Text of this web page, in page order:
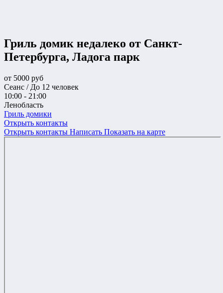
Гриль домик недалеко от Санкт-
Петербурга, Ладога парк
от 5000 руб
Сеанс / До 12 человек
10:00 - 21:00
Ленобласть
Гриль домики
Открыть контакты
Открыть контакты Написать Показать на карте